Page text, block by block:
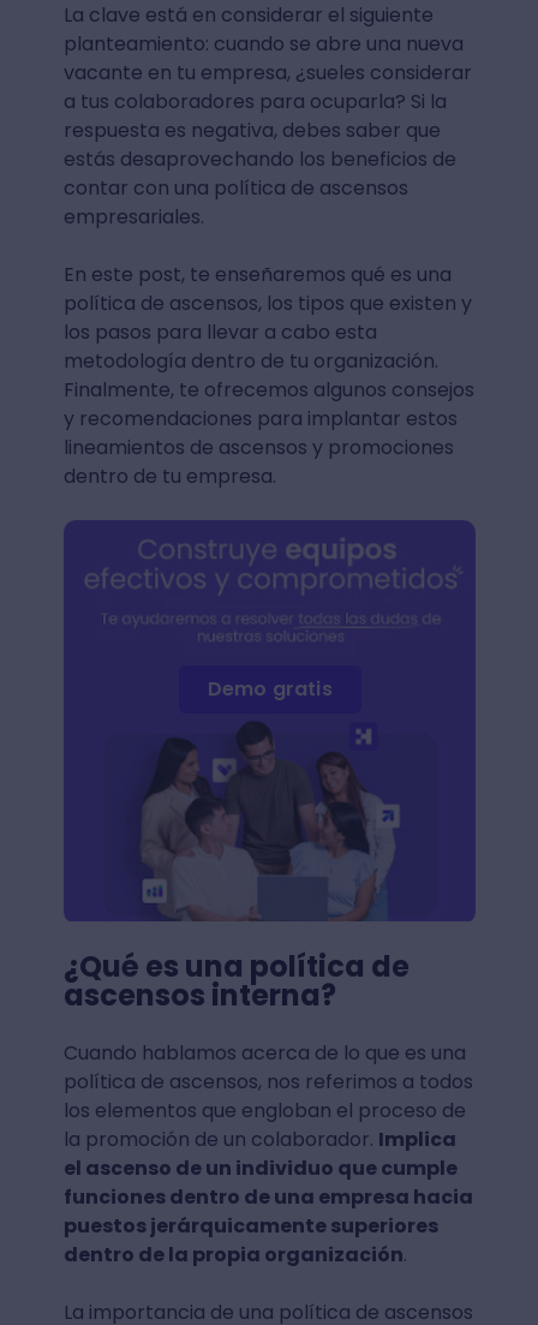
La clave está en considerar el siguiente
planteamiento: cuando se abre una nueva
vacante en tu empresa, ¿sueles considerar
a tus colaboradores para ocuparla? Si la
respuesta es negativa, debes saber que
estás desaprovechando los beneficios de
contar con una política de ascensos
empresariales.
En este post, te enseñaremos qué es una
política de ascensos, los tipos que existen y
los pasos para llevar a cabo esta
metodología dentro de tu organización.
Finalmente, te ofrecemos algunos consejos
y recomendaciones para implantar estos
lineamientos de ascensos y promociones
dentro de tu empresa.
Demo gratis
¿Qué es una política de
ascensos interna?
Cuando hablamos acerca de lo que es una
política de ascensos, nos referimos a todos
los elementos que engloban el proceso de
la promoción de un colaborador. Implica
el ascenso de un individuo que cumple
funciones dentro de una empresa hacia
puestos jerárquicamente superiores
dentro de la propia organización.
La importancia de una política de ascensos